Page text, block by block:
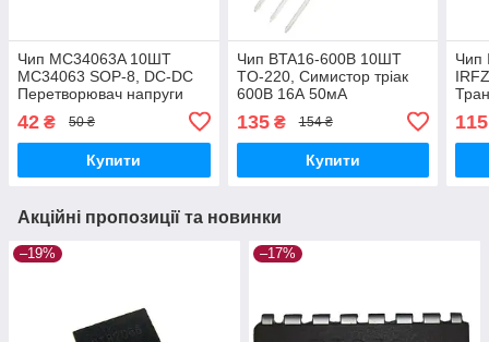
Чип MC34063A 10ШТ
MC34063 SOP-8, DC-DC
Перетворювач напруги
42 ₴ 50 ₴
Купити
Чип BTA16-600B 10ШТ
TO-220, Симистор тріак
600В 16А 50мА
135₴ 154 ₴
Купити
Чип
115
Акційні пропозиції та новинки
–19% –17%